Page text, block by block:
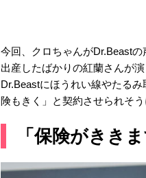
今回、クロちゃんがDr.Beast
出産したばかりの紅蘭さんが
Dr.Beastにほうれい線やたる
険もきく」と契約させられそ
「保険がきき